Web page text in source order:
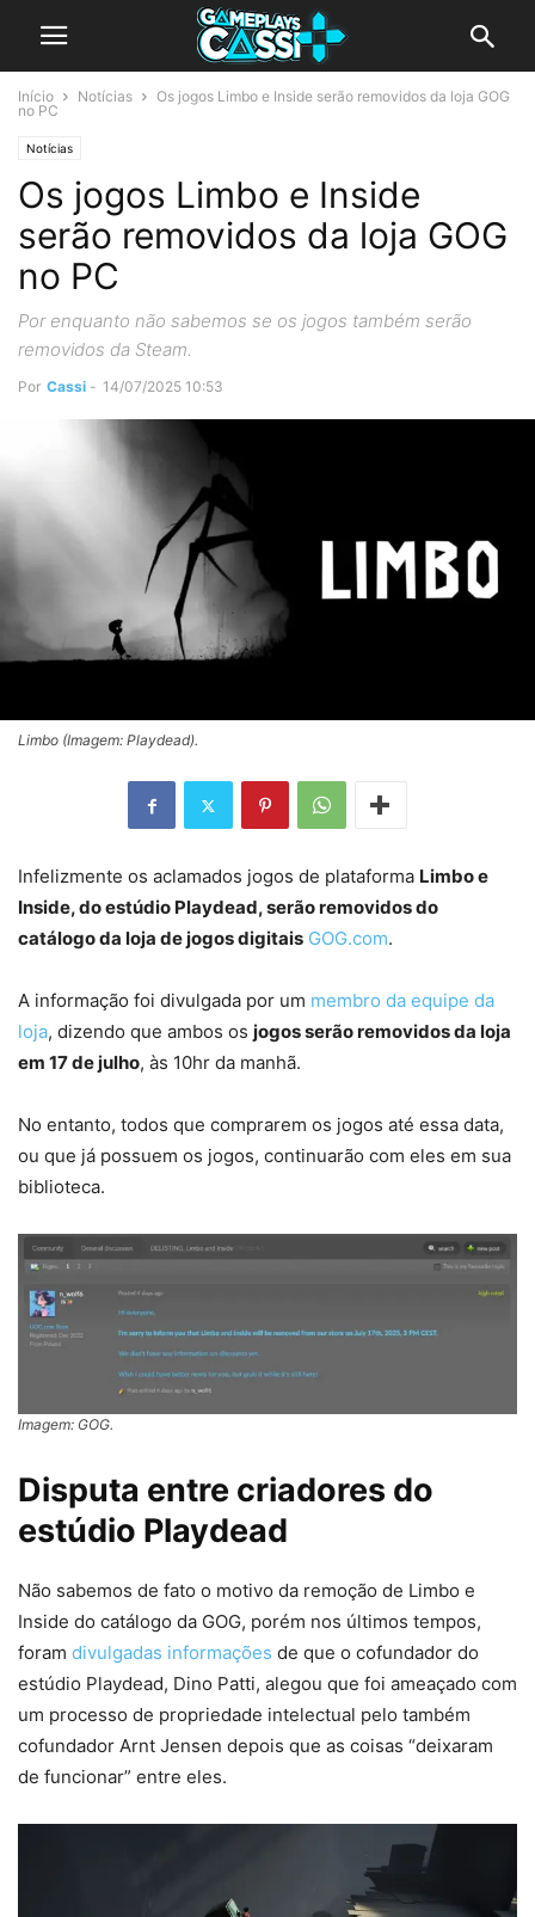
Início Notícias
Os jogos Limbo e Inside serão removidos da loja GOG
no PC
Notícias
Os jogos Limbo e Inside
serão removidos da loja GOG
no PC
Por enquanto não sabemos se os jogos também serão
removidos da Steam.
Por Cassi - 14/07/2025 10:53
Limbo (Imagem: Playdead).
Infelizmente os aclamados jogos de plataforma Limbo e
Inside, do estúdio Playdead, serão removidos do
catálogo da loja de jogos digitais GOG.com.
A informação foi divulgada por um membro da equipe da
loja, dizendo que ambos os jogos serão removidos da loja
em 17 de julho, às 10hr da manhã.
No entanto, todos que comprarem os jogos até essa data,
ou que já possuem os jogos, continuarão com eles em sua
biblioteca.
Imagem: GOG.
Disputa entre criadores do
estúdio Playdead
Não sabemos de fato o motivo da remoção de Limbo e
Inside do catálogo da GOG, porém nos últimos tempos,
foram divulgadas informações de que o cofundador do
estúdio Playdead, Dino Patti, alegou que foi ameaçado com
um processo de propriedade intelectual pelo também
cofundador Arnt Jensen depois que as coisas “deixaram
de funcionar” entre eles.